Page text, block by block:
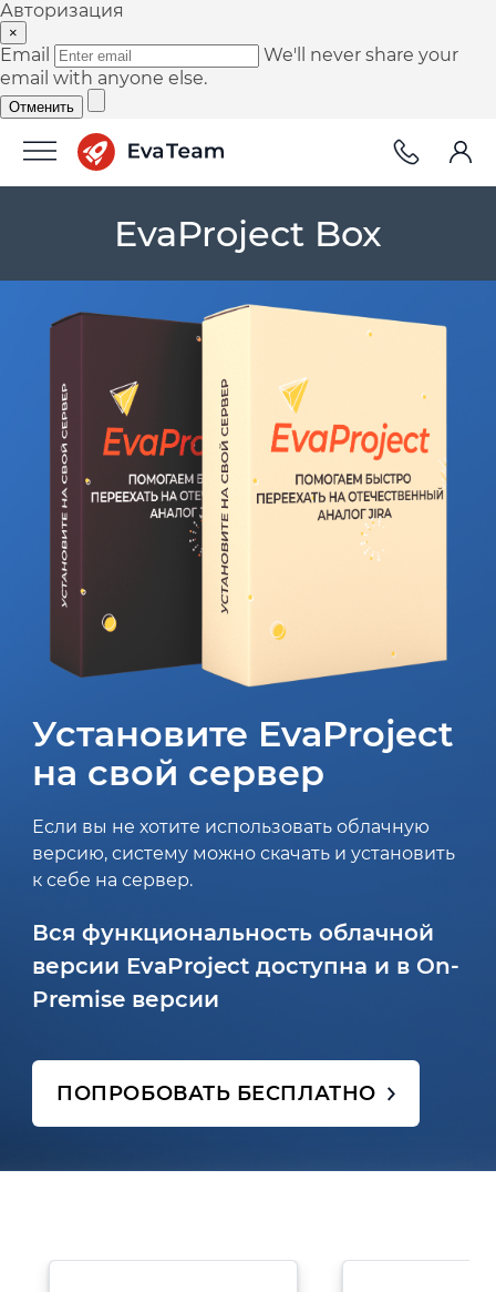
Авторизация
×
Email
We'll never share your
email with anyone else.
Отменить
EvaProject Box
Установите EvaProject
на свой сервер
Если вы не хотите использовать облачную
версию, систему можно скачать и установить
к себе на сервер.
Вся функциональность облачной
версии EvaProject доступна и в On-
Premise версии
ПОПРОБОВАТЬ БЕСПЛАТНО